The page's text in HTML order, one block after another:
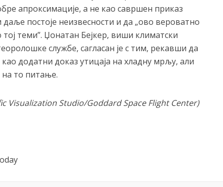
апроксимације, а не као савршен приказ
даље постоје неизвесности и да „ово вероватно
теми”. Џонатан Бејкер, виши климатски
службе, сагласан је с тим, рекавши да
додатни доказ утицаја на хладну мрљу, али
то питање.
Visualization Studio/Goddard Space Flight Center)